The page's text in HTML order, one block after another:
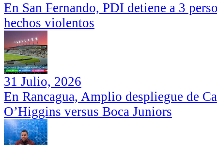
En San Fernando, PDI detiene a 3
hechos violentos
31 Julio, 2026
En Rancagua, Amplio despliegue de
O’Higgins versus Boca Juniors